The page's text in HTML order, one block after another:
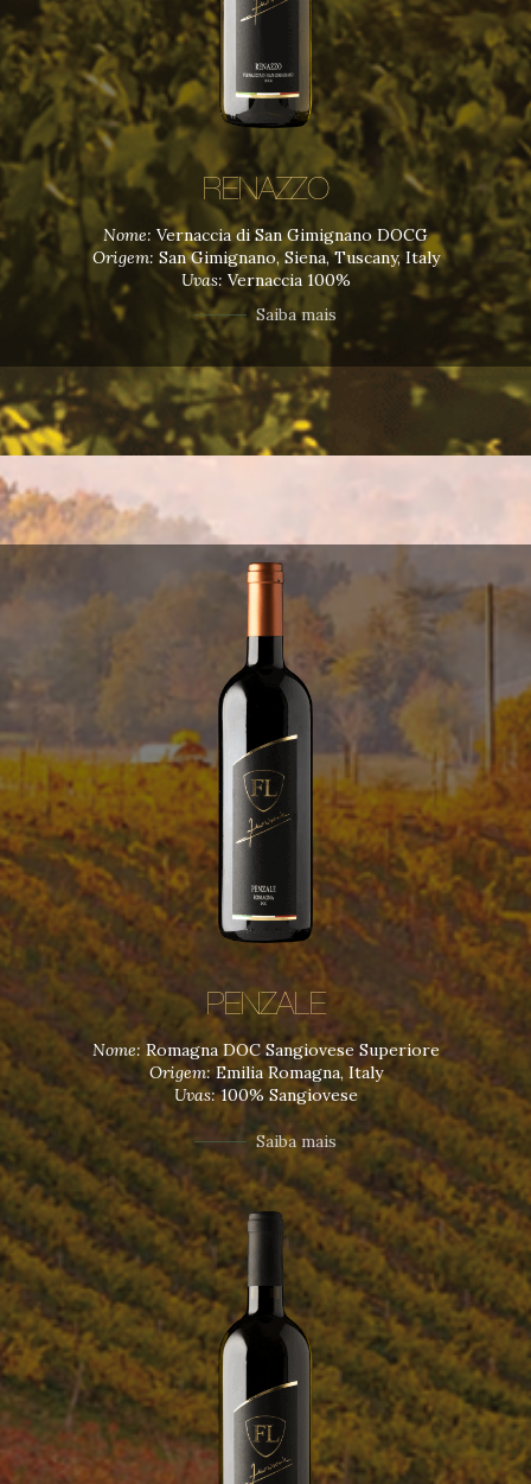
RENAZZO
Nome: Vernaccia di San Gimignano DOCG
Origem: San Gimignano, Siena, Tuscany, Italy
Uvas: Vernaccia 100%
Saiba mais
PENZALE
Nome: Romagna DOC Sangiovese Superiore
Origem:Emilia Romagna, Italy
Uvas:100% Sangiovese
Saiba mais